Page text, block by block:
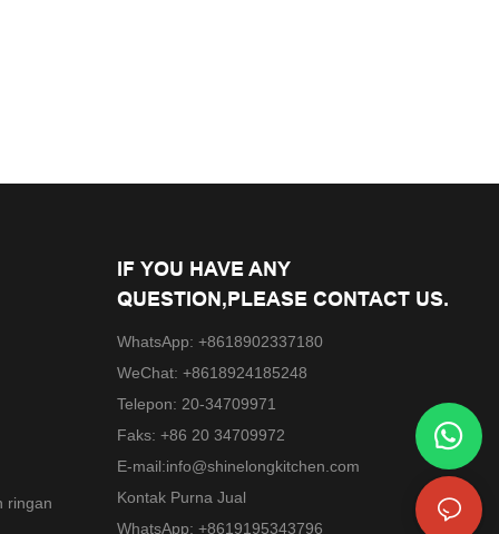
ringan
IF YOU HAVE ANY
QUESTION,PLEASE CONTACT US.
WhatsApp: +8618902337180
WeChat: +8618924185248
Telepon: 20-34709971
Faks: +86 20 34709972
E-mail:info@shinelongkitchen.com
Kontak Purna Jual
WhatsApp: +8619195343796